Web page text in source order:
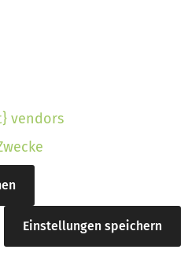
vendors
Einstellungen speichern